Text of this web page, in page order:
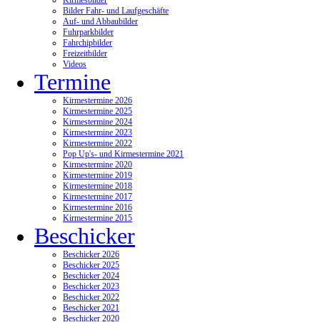
Bilder Fahr- und Laufgeschäfte
Auf- und Abbaubilder
Fuhrparkbilder
Fahrchipbilder
Freizeitbilder
Videos
Termine
Kirmestermine 2026
Kirmestermine 2025
Kirmestermine 2024
Kirmestermine 2023
Kirmestermine 2022
Pop Up's- und Kirmestermine 2021
Kirmestermine 2020
Kirmestermine 2019
Kirmestermine 2018
Kirmestermine 2017
Kirmestermine 2016
Kirmestermine 2015
Beschicker
Beschicker 2026
Beschicker 2025
Beschicker 2024
Beschicker 2023
Beschicker 2022
Beschicker 2021
Beschicker 2020